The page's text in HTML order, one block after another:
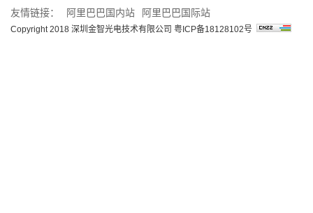
友情链接： 阿里巴巴国内站 阿里巴巴国际站
Copyright 2018 深圳金智光电技术有限公司 粤ICP备18128102号